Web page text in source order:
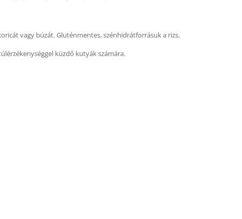
vagy búzát. Gluténmentes, szénhidrátforrásuk a rizs.
küzdő kutyák számára.